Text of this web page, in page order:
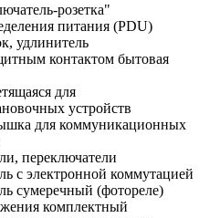
розетка"
питания (PDU)
удлинитель
контактом бытовая
для
устройств
для коммуникационных
переключатели
с электронной коммутацией
сумеречный (фотореле)
комплектный